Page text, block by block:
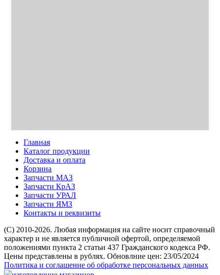
Главная
Каталог продукции
Доставка и оплата
Корзина
Запчасти МАЗ
Запчасти КрАЗ
Запчасти УРАЛ
Запчасти ЯМЗ
Контакты и реквизиты
(C) 2010-2026. Любая информация на сайте носит справочный
характер и не является публичной офертой, определяемой
положениями пункта 2 статьи 437 Гражданского кодекса РФ.
Цены представлены в рублях. Обновлние цен: 23/05/2024
Политика и соглашение об обработке персональных данных